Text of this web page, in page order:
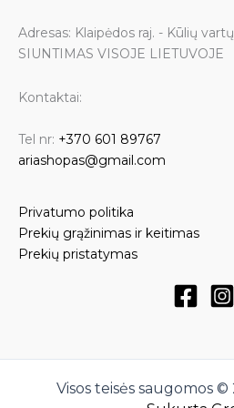
Adresas: Klaipėdos raj. - Kūlių
SIUNTIMAS VISOJE LIETUVOJE
Kontaktai:
Tel nr: +370 601 89767
ariashopas@gmail.com
Privatumo politika
Prekių grąžinimas ir keitimas
Prekių pristatymas
Visos teisės saugomos